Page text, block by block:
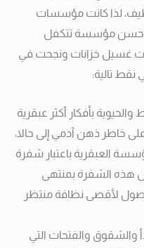
لذا كانت مؤسسات
أحسن مؤسسة تتكفل
غسيل خزانات ونجحت في
نقط تالية:
بأفكار أكثر عبقرية
خاطر ذهن آدمي إلى حالا،
العبقرية باعتبار شفرة
هذه الشفرة بمنتهى
لأقصى نظافة منتظر
والشقوق والفتحات التي